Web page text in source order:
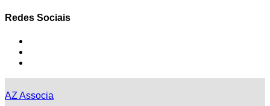
Redes Sociais
AZ Associa